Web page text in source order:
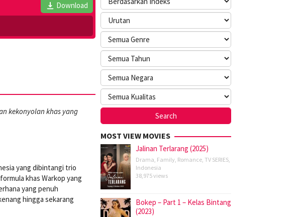
Download
kekonyolan khas yang
yang dibintangi trio
khas Warkop yang
yang penuh
hingga sekarang
MOST VIEW MOVIES
Jalinan Terlarang (2025)
Drama, Family, Romance, TV SERIES,
Indonesia
38,975 views
Bokep – Part 1 – Kelas Bintang
(2023)